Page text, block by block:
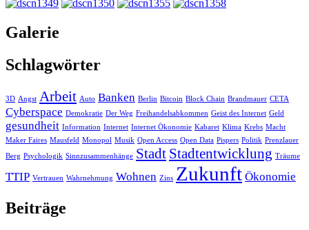
Galerie
Schlagwörter
3D Angst Arbeit Auto Banken Berlin Bitcoin Block Chain Brandmauer CETA
Cyberspace Demokratie Der Weg Freihandelsabkommen Geist des Internet Geld
gesundheit Information Internet Internet Ökonomie Kabaret Klima Krebs Macht
Maker Faires Mausfeld Monopol Musik Open Access Open Data Pispers Politik Prenzlauer
Berg Psychologik Sinnzusammenhänge Stadt Stadtentwicklung Träume
TTIP Vertrauen Wahrnehmung Wohnen Zins Zukunft Ökonomie
Beiträge